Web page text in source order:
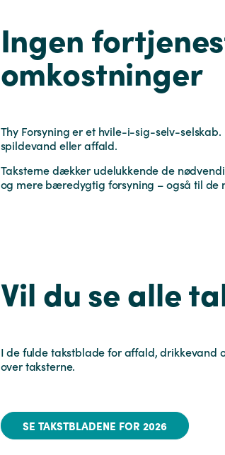
Ingen
omkostninger
Thy Forsyning er et hvile-i-sig-selv-
spildevand eller affald.
Taksterne dækker udelukkende de
og mere bæredygtig forsyning – også til de
Vil du se alle
I de fulde takstblade for affald, drikkevand
over taksterne.
SE TAKSTBLADENE FOR 2026